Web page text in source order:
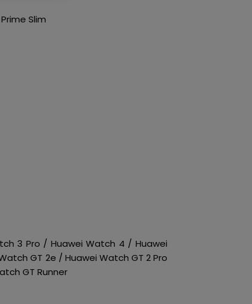
Slim
3 Pro / Huawei Watch 4 / Huawei
GT 2e / Huawei Watch GT 2 Pro
GT Runner